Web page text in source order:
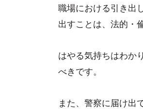
職場における引き出
出すことは、法的・
はやる気持ちはわか
べきです。
また、警察に届け出